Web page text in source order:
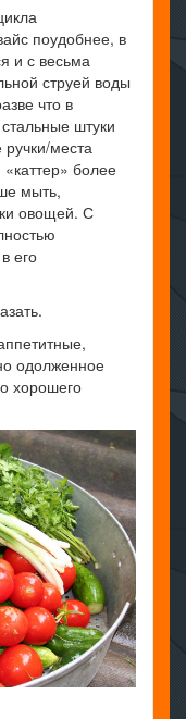
поудобнее, в
и с весьма
струей воды
что в
штуки
места
более
мыть,
овощей. С
его
одолженное
хорошего